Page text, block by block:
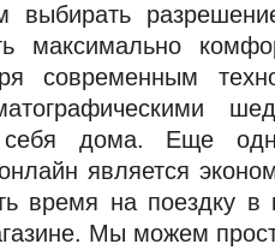
максимально
современным
дома. Еще
является
время на поездку в
Мы можем